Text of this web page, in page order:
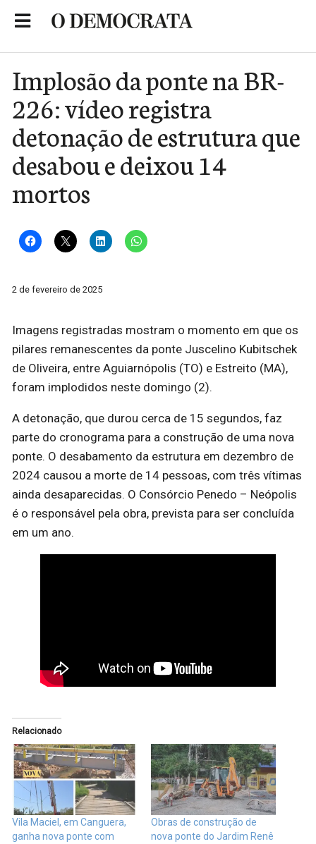
Implosão da ponte na BR-
226: vídeo registra
detonação de estrutura que
desabou e deixou 14
mortos
2 de fevereiro de 2025
Imagens registradas mostram o momento em que os
pilares remanescentes da ponte Juscelino Kubitschek
de Oliveira, entre Aguiarnópolis (TO) e Estreito (MA),
foram implodidos neste domingo (2).
A detonação, que durou cerca de 15 segundos, faz
parte do cronograma para a construção de uma nova
ponte. O desabamento da estrutura em dezembro de
2024 causou a morte de 14 pessoas, com três vítimas
ainda desaparecidas. O Consórcio Penedo – Neópolis
é o responsável pela obra, prevista para ser concluída
em um ano.
Relacionado
Vila Maciel, em Canguera,
ganha nova ponte com
Obras de construção de
nova ponte do Jardim Renê